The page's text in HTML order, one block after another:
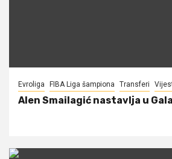
Evroliga FIBA Liga šampiona Transferi
Alen Smailagić nastavlja u